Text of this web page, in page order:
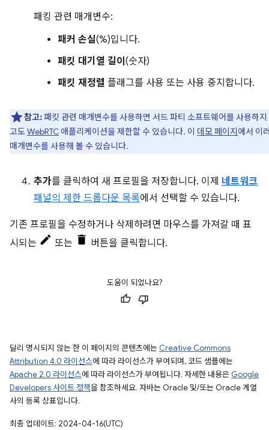
패킹 관련 매개변수:
패커 손실(%)입니다.
패킷 대기열 길이 (숫자)
패킷 재정렬 플래그를 사용 또는 사용 중지합니다.
참고:패킷 관련 매개변수를 사용하면 서드 파티 소프트웨어를 사용하지
고도 WebRTC 애플리케이션을 제한할 수 있습니다. 이 데모 페이지에서 이
매개변수를 사용해 볼 수 있습니다.
추가를 클릭하여 새 프로필을 저장합니다. 이제 네트워크
패널의 제한 드롭다운 목록에서 선택할 수 있습니다.
기존 프로필을 수정하거나 삭제하려면 마우스를 가져갈 때 표
시되는
또는 버튼을 클릭합니다.
도움이 되었나요?
달리 명시되지 않는 한 이 페이지의 콘텐츠에는 Creative Commons
Attribution 4.0 라이선스에 따라 라이선스가 부여되며, 코드 샘플에는
Apache 2.0 라이선스에 따라 라이선스가 부여됩니다. 자세한 내용은 Google
Developers 사이트 정책을 참조하세요. 자바는 Oracle 및/또는 Oracle 계열
사의 등록 상표입니다.
최종 업데이트: 2024-04-16(UTC)